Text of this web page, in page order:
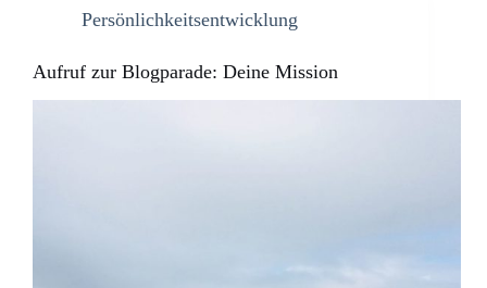
Persönlichkeitsentwicklung
Aufruf zur Blogparade: Deine Mission